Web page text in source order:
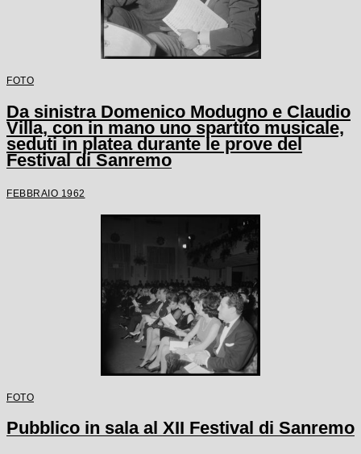
FOTO
Da sinistra Domenico Modugno e Claudio
Villa, con in mano uno spartito musicale,
seduti in platea durante le prove del
Festival di Sanremo
FEBBRAIO 1962
FOTO
Pubblico in sala al XII Festival di Sanremo